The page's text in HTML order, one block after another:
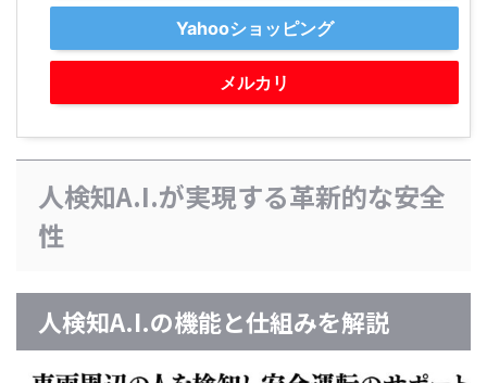
Yahooショッピング
メルカリ
人検知A.I.が実現する革新的な安全
性
人検知A.I.の機能と仕組みを解説